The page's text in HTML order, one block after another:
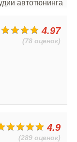
автотюнинга
4.97
(78 оценок)
4.9
(289 оценок)